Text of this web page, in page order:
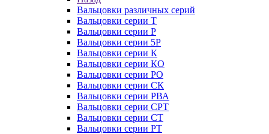
Вальцовки различных серий
Вальцовки серии Т
Вальцовки серии Р
Вальцовки серии 5Р
Вальцовки серии К
Вальцовки серии КО
Вальцовки серии РО
Вальцовки серии СК
Вальцовки серии РВА
Вальцовки серии СРТ
Вальцовки серии СТ
Вальцовки серии РТ